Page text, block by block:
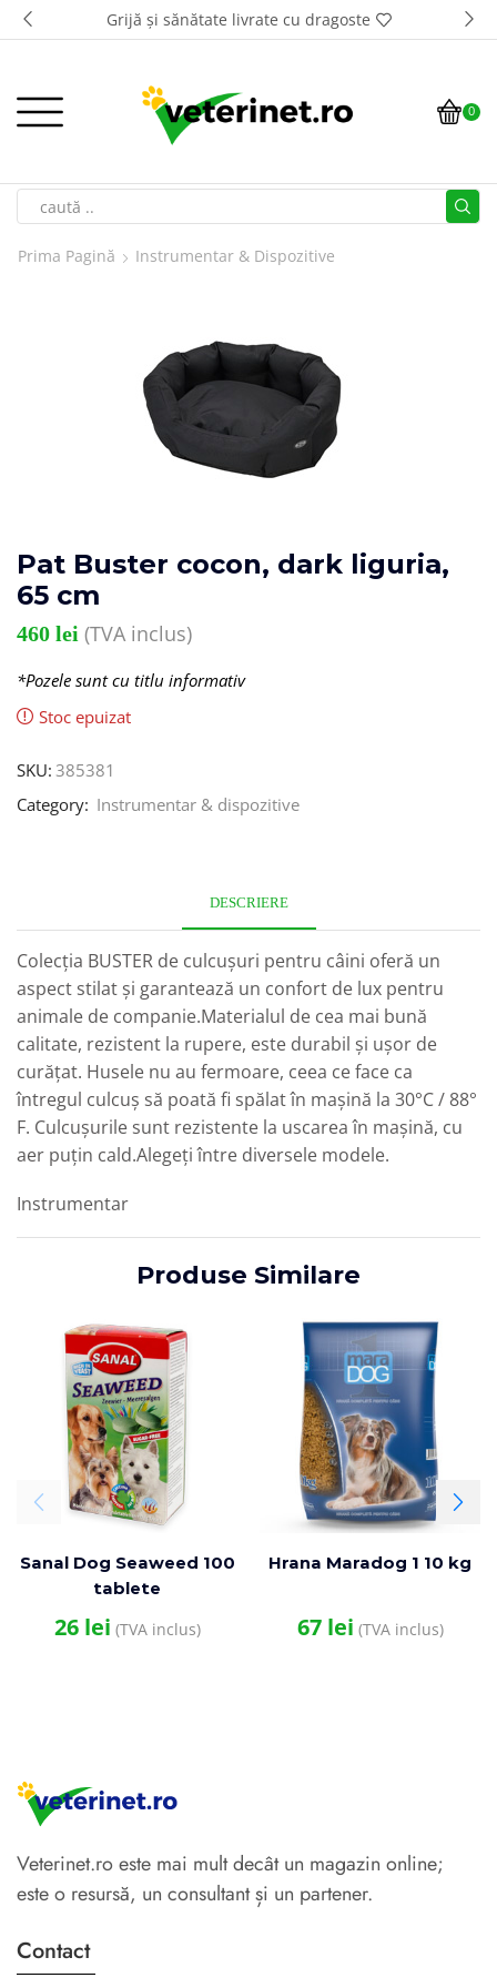
Grijă și sănătate livrate cu dragoste
0
Prima Pagină Instrumentar & Dispozitive
Pat Buster cocon, dark liguria,
65 cm
460 lei (TVA inclus)
*Pozele sunt cu titlu informativ
Stoc epuizat
SKU: 385381
Category: Instrumentar & dispozitive
DESCRIERE
Colecția BUSTER de culcușuri pentru câini oferă un
aspect stilat și garantează un confort de lux pentru
animale de companie.Materialul de cea mai bună
calitate, rezistent la rupere, este durabil și ușor de
curățat. Husele nu au fermoare, ceea ce face ca
întregul culcuș să poată fi spălat în mașină la 30°C / 88°
F. Culcușurile sunt rezistente la uscarea în mașină, cu
aer puțin cald.Alegeți între diversele modele.
Instrumentar
Produse Similare
Sanal Dog Seaweed 100
tablete
26 lei (TVA inclus)
Hrana Maradog 1 10 kg
67 lei (TVA inclus)
Veterinet.ro este mai mult decât un magazin online;
este o resursă, un consultant și un partener.
Contact